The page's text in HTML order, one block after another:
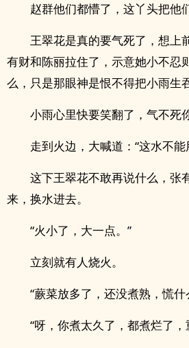
赵群他们都懵了，这丫头把他
王翠花是真的要气死了，想上
有财和陈丽拉住了，示意她小不忍
么，只是那眼神是恨不得把小雨生
小雨心里快要笑翻了，气不死
走到火边，大喊道：“这水不
这下王翠花不敢再说什么，张
来，换水进去。
“火小了，大一点。”
立刻就有人烧火。
“蕨菜放多了，还没煮熟，慌
“呀，你煮太久了，都煮烂了，